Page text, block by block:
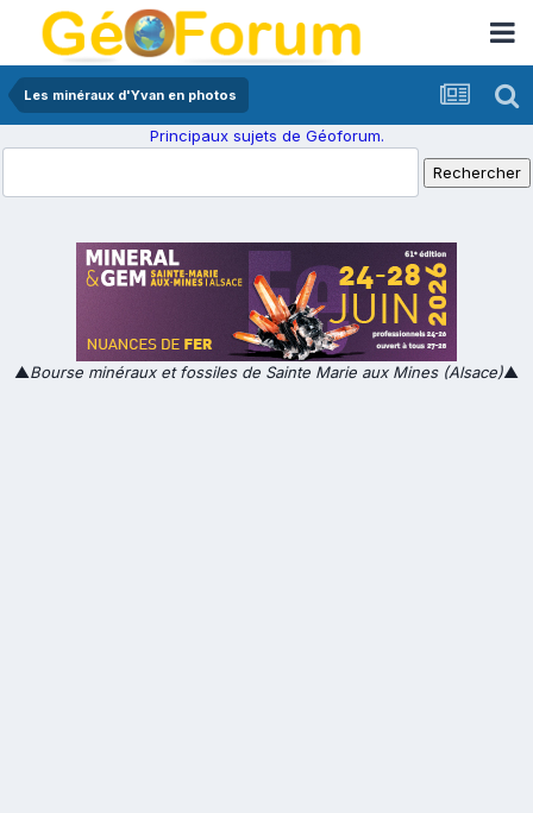
Les minéraux d'Yvan en photos
Principaux sujets de Géoforum.
▲Bourse minéraux et fossiles de Sainte Marie aux Mines (Alsace)▲